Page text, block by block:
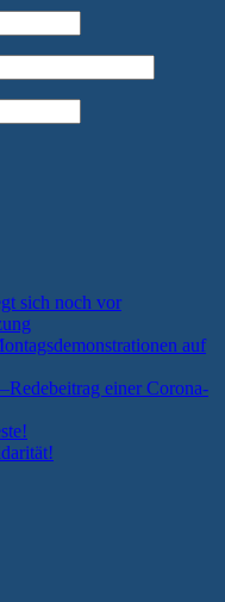
sich noch vor
auf
einer Corona-